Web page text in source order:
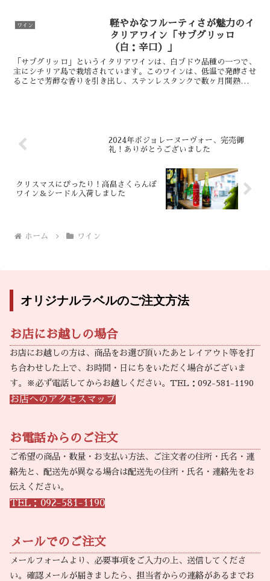
ワイン
軽やかなフルーティさが魅力のイ
タリアワイン「サブグリッロ
（白：辛口）」
「サブグリッロ」というイタリアワインは、白ブドウ品種の一つで、
主にシチリア島で栽培されています。このワインは、低温で発酵させ
ることで芳醇な香りを引き出し、ステンレスタンクで数ヶ月間熟成さ
2024年ボジョレーヌーヴォー、完売御
礼！ありがとうございました
クリスマスにぴったり！高畠さくらんぼ
ワイン＆シードル入荷しました
ホーム ワイン
オリジナルラベルのご注文方法
お店にお越しの場合
お店にお越しの方は、商品をお選び頂いたあとレイアウト等を打
ち合わせした上で、お時間・日にちをいただく場合がございま
す。※必ず電話してからお越しください。TEL：092-581-1190
お店へのアクセスマップ
お電話からのご注文
ご希望の商品・数量・お支払い方法、ご注文者の住所・氏名・連
絡先と、配送先が異なる場合は配送先の住所・氏名・連絡先をお
伝えください。
TEL：092-581-1190
メールでのご注文
メールフォームより、必要事項をご入力の上、送信してくださ
い。確認メールが届きましたら、担当者からの連絡があるまでお